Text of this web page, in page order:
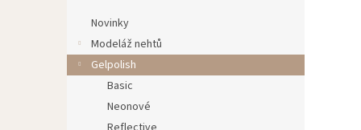
n
Novinky
Modeláž nehtů
Gelpolish
Basic
Neonové